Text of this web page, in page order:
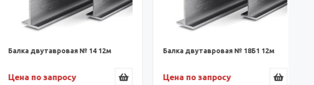
Балка двутавровая № 14 12м
Цена по запросу
Балка двутавровая № 18Б1 12м
Цена по запросу